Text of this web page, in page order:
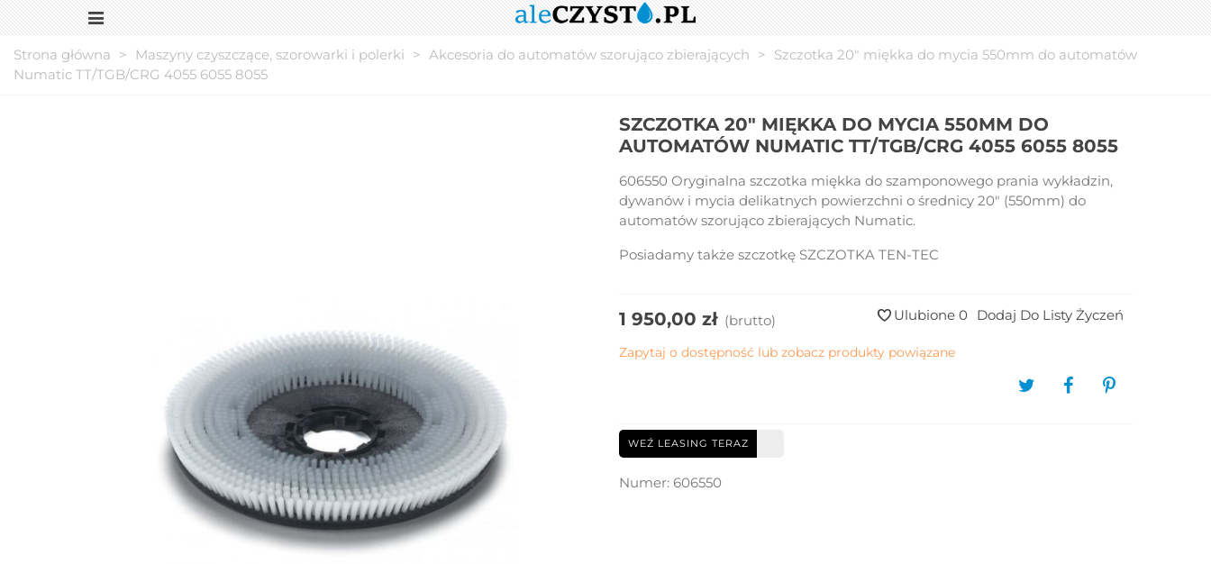
Strona główna > Maszyny czyszczące, szorowarki i polerki > Akcesoria do automatów szorująco zbierających > Szczotka 20" miękka do mycia 550mm do automatów
Numatic TT/TGB/CRG 4055 6055 8055
SZCZOTKA 20" MIĘKKA DO MYCIA 550MM DO
AUTOMATÓW NUMATIC TT/TGB/CRG 4055 6055 8055
606550 Oryginalna szczotka miękka do szamponowego prania wykładzin,
dywanów i mycia delikatnych powierzchni o średnicy 20" (550mm) do
automatów szorująco zbierających Numatic.
Posiadamy także szczotkę SZCZOTKA TEN-TEC
1 950,00 zł (brutto) Ulubione 0 Dodaj Do Listy Życzeń
Zapytaj o dostępność lub zobacz produkty powiązane
WEŹ LEASING TERAZ
Numer: 606550